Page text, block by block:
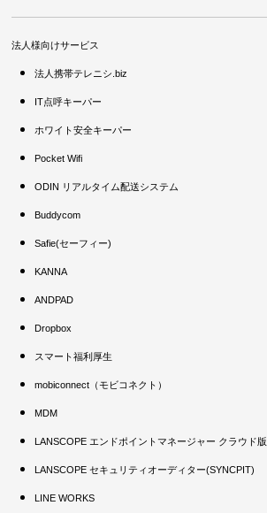
法人様向けサービス
法人携帯テレニシ.biz
IT点呼キーパー
ホワイト安全キーパー
Pocket Wifi
ODIN リアルタイム配送システム
Buddycom
Safie(セーフィー)
KANNA
ANDPAD
Dropbox
スマート福利厚生
mobiconnect（モビコネクト）
MDM
LANSCOPE エンドポイントマネージャー クラウド版
LANSCOPE セキュリティオーディター(SYNCPIT)
LINE WORKS